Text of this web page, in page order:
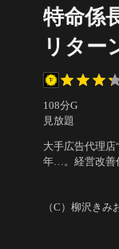
特命係
リター
108分G
見放題
大手広告代理
年…。経営改善
（C）柳沢き